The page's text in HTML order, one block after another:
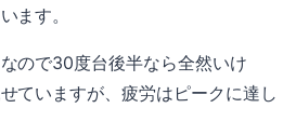
ます。
ので30度台後半なら全然いけ
ていますが、疲労はピークに達し